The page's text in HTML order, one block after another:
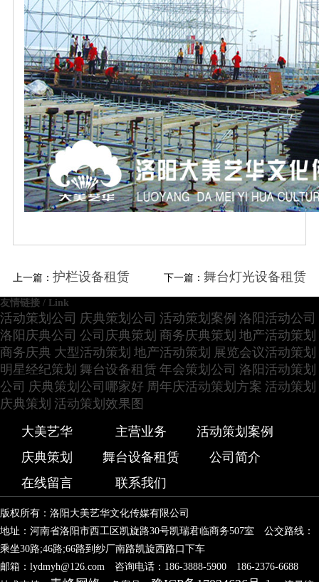
上一篇： 护栏设备租赁 下一篇： 舞台灯光设备租赁
友情链接 / Link
活动策划公司 庆典策划公司 活动策划案例 洛阳活动公司
洛阳庆典公司 公司庆典策划 商务庆典策划 地产活动策划
商务庆典 大型活动策划 地产活动策划 展览会议活动策划
明星经纪策划 舞台设备租赁 年会策划公司 洛阳活动策划
公司 庆典策划公司哪家好 周年庆活动策划方案 活动策划
庆典策划 活动策划效果图
大美艺华
主营业务
活动策划案例
庆典策划
舞台设备租赁
公司简介
在线留言
联系我们
版权所有：洛阳大美艺华文化传媒有限公司
地址：河南省洛阳市西工区凯旋路30号凯瑞君临商务507室 公交路线：
乘坐30路;46路;66路到纱厂南路凯旋西路口下车
邮箱：lydmyh@126.com 咨询电话：186-3888-5900 186-2376-6688